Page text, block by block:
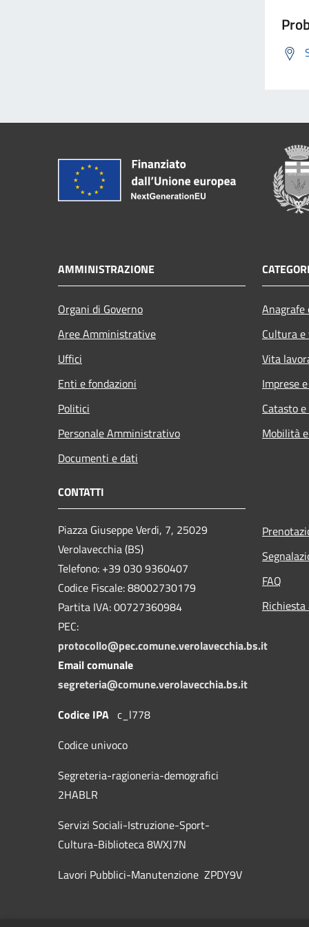
AMMINISTRAZIONE
Organi di Governo
Aree Amministrative
Uffici
Enti e fondazioni
Politici
Personale Amministrativo
Documenti e dati
Cultura
Vita
Imprese
Catasto
Mobilità
CONTATTI
Piazza Giuseppe Verdi, 7, 25029
Verolavecchia (BS)
Telefono: +39 030 9360407
Codice Fiscale: 88002730179
Partita IVA: 00727360984
PEC:
protocollo@pec.comune.verolavecchia.bs.it
Email comunale
segreteria@comune.verolavecchia.bs.it
Codice IPA c_l778
Codice univoco
Segreteria-ragioneria-demografici
2HABLR
Servizi Sociali-Istruzione-Sport-
Cultura-Biblioteca 8WXJ7N
Lavori Pubblici-Manutenzione ZPDY9V
FAQ